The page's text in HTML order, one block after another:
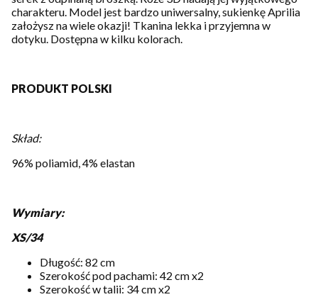
charakteru. Model jest bardzo uniwersalny, sukienkę Aprilia
założysz na wiele okazji! Tkanina lekka i przyjemna w
dotyku. Dostępna w kilku kolorach.
PRODUKT POLSKI
Skład:
96% poliamid, 4% elastan
Wymiary:
XS/34
Długość: 82 cm
Szerokość pod pachami: 42 cm x2
Szerokość w talii: 34 cm x2